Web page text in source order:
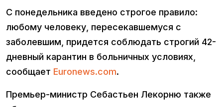
С понедельника введено строгое правило:
любому человеку, пересекавшемуся с
заболевшим, придется соблюдать строгий 42-
дневный карантин в больничных условиях,
сообщает Euronews.com.
Премьер-министр Себастьен Лекорню также